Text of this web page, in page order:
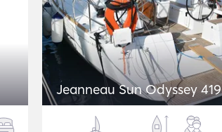
Jeanneau Sun Odyssey 419